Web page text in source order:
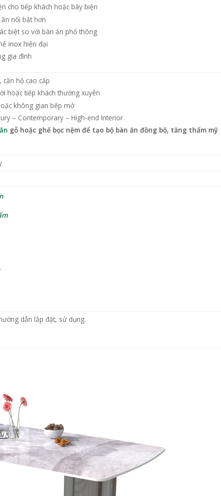
cho tiếp khách hoặc bày biện
nổi bật hơn
biệt so với bàn ăn phổ thông
inox hiện đại
gia đình
hộ cao cấp
hoặc tiếp khách thường xuyên
không gian bếp mở
– Contemporary – High-end Interior
gỗ hoặc ghế bọc nệm để tạo bộ bàn ăn đồng bộ, tăng thẩm mỹ
dẫn lắp đặt, sử dụng.